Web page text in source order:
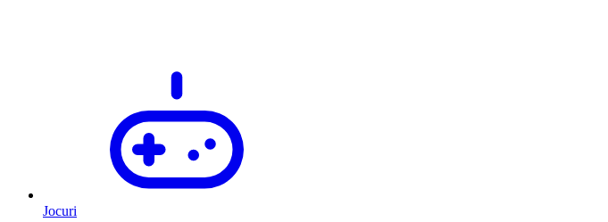
Jocuri